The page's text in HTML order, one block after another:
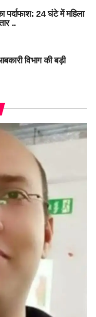
पर्दाफाश: 24 घंटे में महिला
..
विभाग की बड़ी